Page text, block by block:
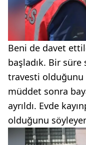
Beni de davet
başladık. Bir süre
travesti
müddet sonra
ayrıldı. Evde
olduğunu